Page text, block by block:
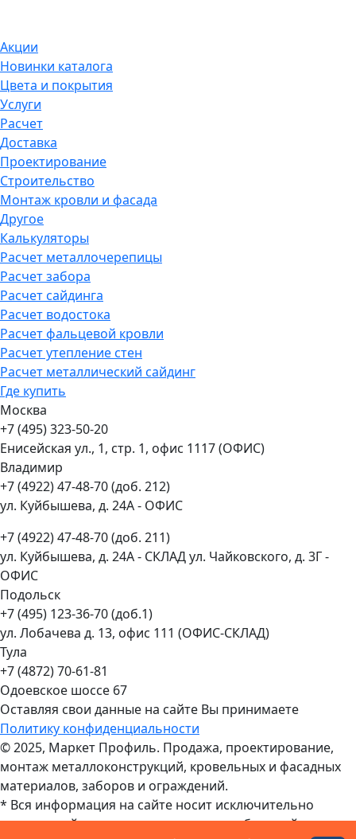
Акции
Новинки каталога
Цвета и покрытия
Услуги
Расчет
Доставка
Проектирование
Строительство
Монтаж кровли и фасада
Другое
Калькуляторы
Расчет металлочерепицы
Расчет забора
Расчет сайдинга
Расчет водостока
Расчет фальцевой кровли
Расчет утепление стен
Расчет металлический сайдинг
Где купить
Москва
+7 (495) 323-50-20
Енисейская ул., 1, стр. 1, офис 1117 (ОФИС)
Владимир
+7 (4922) 47-48-70 (доб. 212)
ул. Куйбышева, д. 24А - ОФИС
+7 (4922) 47-48-70 (доб. 211)
ул. Куйбышева, д. 24А - СКЛАД ул. Чайковского, д. 3Г -
ОФИС
Подольск
+7 (495) 123-36-70 (доб.1)
ул. Лобачева д. 13, офис 111 (ОФИС-СКЛАД)
Тула
+7 (4872) 70-61-81
Одоевское шоссе 67
Оставляя свои данные на сайте Вы принимаете
Политику конфиденциальности
© 2025, Маркет Профиль. Продажа, проектирование,
монтаж металлоконструкций, кровельных и фасадных
материалов, заборов и ограждений.
* Вся информация на сайте носит исключительно
справочный характер и не является публичной